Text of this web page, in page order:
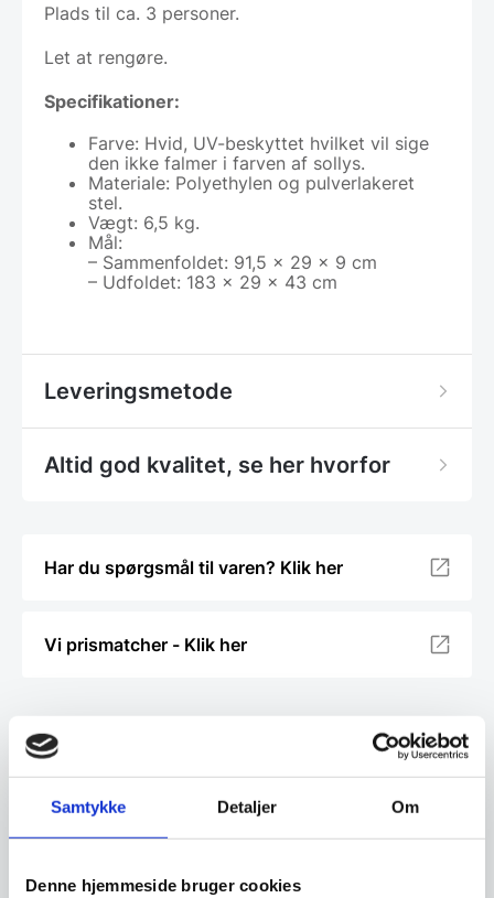
Samtykke Detaljer Om
Denne hjemmeside bruger cookies
Plads til ca. 3 personer.
Let at rengøre.
Specifikationer:
Farve: Hvid, UV-beskyttet hvilket vil sige
den ikke falmer i farven af sollys.
Materiale: Polyethylen og pulverlakeret
stel.
Vægt: 6,5 kg.
Mål:
– Sammenfoldet: 91,5 x 29 x 9 cm
– Udfoldet: 183 x 29 x 43 cm
Leveringsmetode
Altid god kvalitet, se her hvorfor
Har du spørgsmål til varen? Klik her
Vi prismatcher - Klik her
Relaterede varer